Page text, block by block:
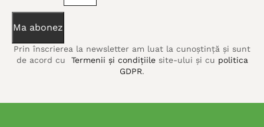
Ma abonez
Prin înscrierea la newsletter am luat la cunoștință și sunt
de acord cu
Termenii și condițiilesite-ului și cu politica
GDPR.